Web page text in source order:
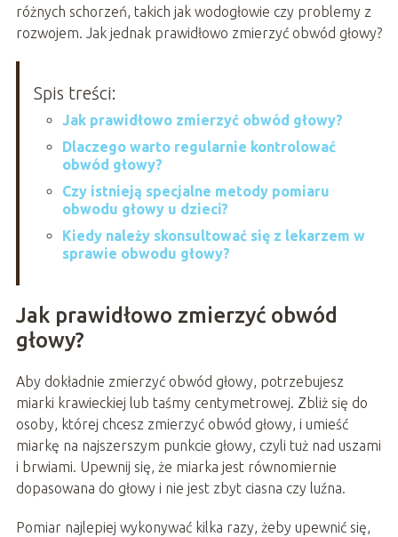
różnych schorzeń, takich jak wodogłowie czy problemy z
rozwojem. Jak jednak prawidłowo zmierzyć obwód głowy?
Spis treści:
Jak prawidłowo zmierzyć obwód głowy?
Dlaczego warto regularnie kontrolować
obwód głowy?
Czy istnieją specjalne metody pomiaru
obwodu głowy u dzieci?
Kiedy należy skonsultować się z lekarzem w
sprawie obwodu głowy?
Jak prawidłowo zmierzyć obwód
głowy?
Aby dokładnie zmierzyć obwód głowy, potrzebujesz
miarki krawieckiej lub taśmy centymetrowej. Zbliż się do
osoby, której chcesz zmierzyć obwód głowy, i umieść
miarkę na najszerszym punkcie głowy, czyli tuż nad uszami
i brwiami. Upewnij się, że miarka jest równomiernie
dopasowana do głowy i nie jest zbyt ciasna czy luźna.
Pomiar najlepiej wykonywać kilka razy, żeby upewnić się,